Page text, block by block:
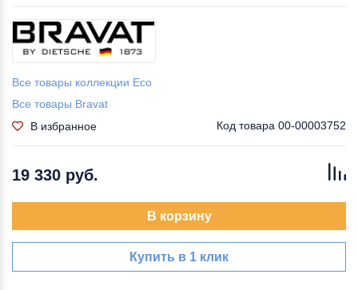
Все товары коллекции Eco
Все товары Bravat
В избранное
Код товара 00-00003752
19 330 руб.
В корзину
Купить в 1 клик